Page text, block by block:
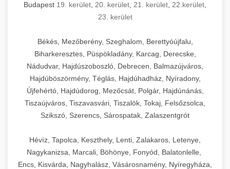
Budapest 19. kerület 20. kerület 21. kerület 22.kerület
23. kerület
Békés, Mezőberény, Szeghalom, Berettyóújfalu,
Biharkeresztes, Püspökladány, Karcag, Derecske,
Nádudvar, Hajdúszoboszló, Debrecen, Balmazújváros,
Hajdúböszörmény, Téglás, Hajdúhadház, Nyíradony,
Újfehértó, Hajdúdorog, Mezőcsát, Polgár, Hajdúnánás,
Tiszaújváros, Tiszavasvári, Tiszalök, Tokaj, Felsőzsolca,
Szikszó, Szerencs, Sárospatak, Zalaszentgrót
Hévíz, Tapolca, Keszthely, Lenti, Zalakaros, Letenye,
Nagykanizsa, Marcali, Böhönye, Fonyód, Balatonlelle,
Encs, Kisvárda, Nagyhalász, Vásárosnamény, Nyíregyháza,